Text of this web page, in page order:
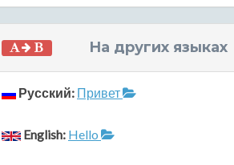
На других языках
Русский: Привет
English: Hello